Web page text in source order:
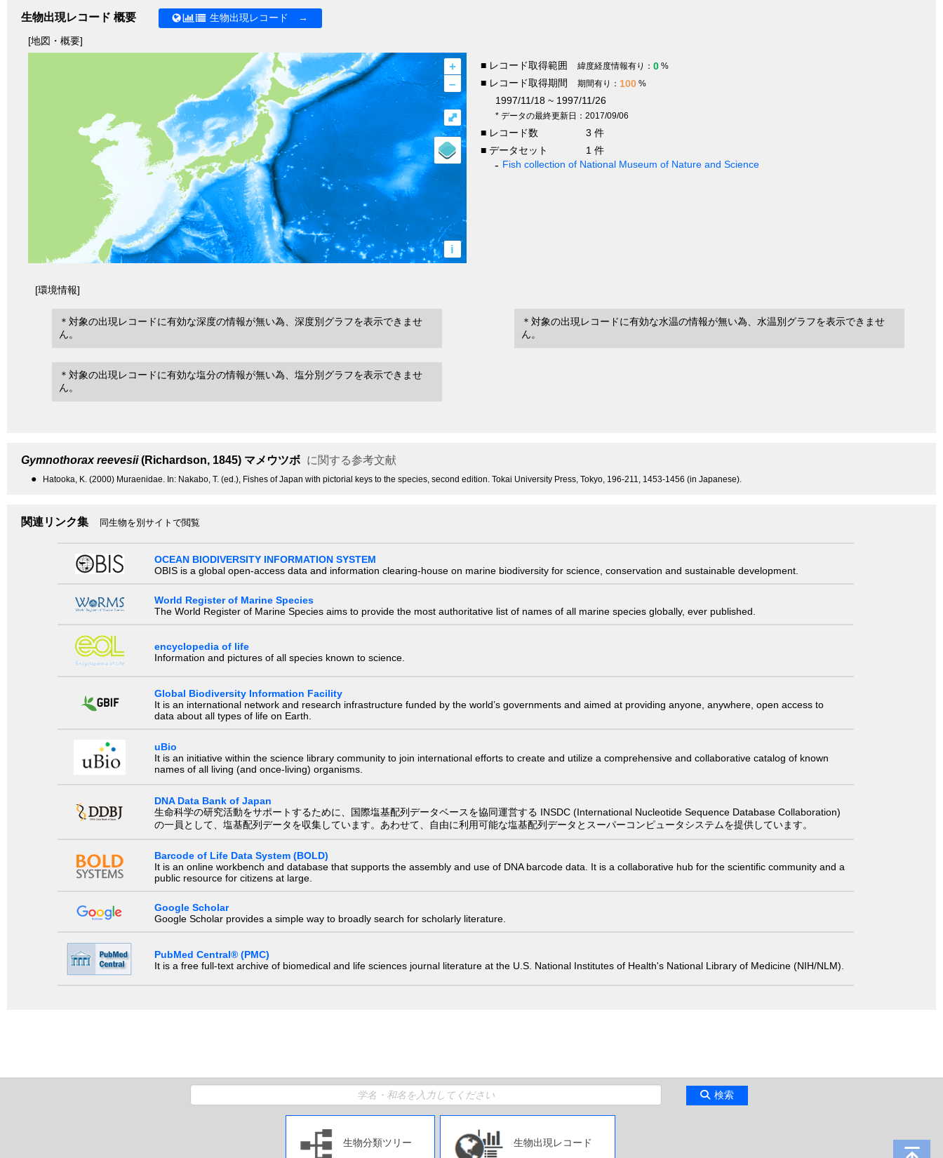
生物出現レコード 概要 生物出現レコード →
[地図・概要]
+
–
i
⤢
■ レコード取得範囲 緯度経度情報有り： 0 %
■ レコード取得期間 期間有り： 100 %
1997/11/18 ~ 1997/11/26
* データの最終更新日：2017/09/06
■ レコード数
3 件
■ データセット
1 件
Fish collection of National Museum of Nature and Science
[環境情報]
＊対象の出現レコードに有効な深度の情報が無い為、深度別グラフを表示できませ
ん。
＊対象の出現レコードに有効な水温の情報が無い為、水温別グラフを表示できませ
ん。
＊対象の出現レコードに有効な塩分の情報が無い為、塩分別グラフを表示できませ
ん。
Gymnothorax reevesii(Richardson, 1845) マメウツボ に関する参考文献
● Hatooka, K. (2000) Muraenidae. In: Nakabo, T. (ed.), Fishes of Japan with pictorial keys to the species, second edition. Tokai University Press, Tokyo, 196-211, 1453-1456 (in Japanese).
関連リンク集 同生物を別サイトで閲覧
OCEAN BIODIVERSITY INFORMATION SYSTEM
OBIS is a global open-access data and information clearing-house on marine biodiversity for science, conservation and sustainable development.
World Register of Marine Species
The World Register of Marine Species aims to provide the most authoritative list of names of all marine species globally, ever published.
encyclopedia of life
Information and pictures of all species known to science.
Global Biodiversity Information Facility
It is an international network and research infrastructure funded by the world’s governments and aimed at providing anyone, anywhere, open access to
data about all types of life on Earth.
uBio
It is an initiative within the science library community to join international efforts to create and utilize a comprehensive and collaborative catalog of known
names of all living (and once-living) organisms.
DNA Data Bank of Japan
生命科学の研究活動をサポートするために、国際塩基配列データベースを協同運営する INSDC (International Nucleotide Sequence Database Collaboration)
の一員として、塩基配列データを収集しています。あわせて、自由に利用可能な塩基配列データとスーパーコンピュータシステムを提供しています。
Barcode of Life Data System (BOLD)
It is an online workbench and database that supports the assembly and use of DNA barcode data. It is a collaborative hub for the scientific community and a
public resource for citizens at large.
Google Scholar
Google Scholar provides a simple way to broadly search for scholarly literature.
PubMed Central® (PMC)
It is a free full-text archive of biomedical and life sciences journal literature at the U.S. National Institutes of Health's National Library of Medicine (NIH/NLM).
検索
生物分類ツリー 生物出現レコード